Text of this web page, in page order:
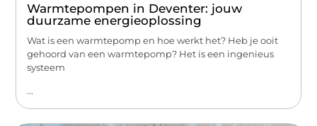
Warmtepompen in Deventer: jouw
duurzame energieoplossing
Wat is een warmtepomp en hoe werkt het? Heb je ooit
gehoord van een warmtepomp? Het is een ingenieus
systeem
...